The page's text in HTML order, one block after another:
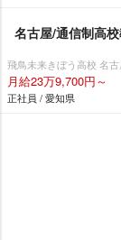
名古屋/通信制高
飛鳥未来きぼう高校 名
月給23万9,700円～
正社員 / 愛知県